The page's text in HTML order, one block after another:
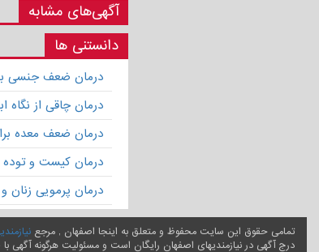
آگهی‌های مشابه
دانستنی ها
درمان ضعف جنسی
درمان چاقی از
درمان ضعف معده
درمان کیست و توده
درمان پرمویی زنان
تمامی حقوق این سایت محفوظ و متعلق به اینجا اصفهان , مرجع
درج آگهی در نیازمندیهای اصفهان رایگان است و مسئولیت هرگونه